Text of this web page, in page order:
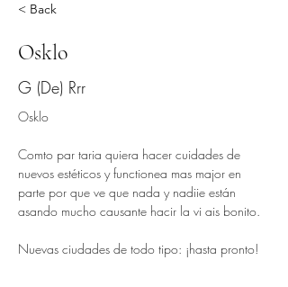
< Back
Osklo
G (De) Rrr
Osklo
Comto par taria quiera hacer cuidades de
nuevos estéticos y functionea mas major en
parte por que ve que nada y nadiie están
asando mucho causante hacir la vi ais bonito.
Nuevas ciudades de todo tipo: ¡hasta pronto!